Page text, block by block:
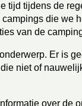
tijd tijdens de
die we
van de
Er is
niet of
over de